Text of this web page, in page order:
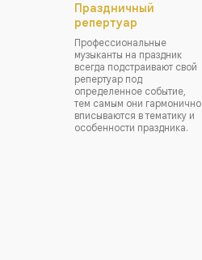
Праздничный
репертуар
Профессиональные
музыканты на праздник
всегда подстраивают свой
репертуар под
определенное событие,
тем самым они гармонично
вписываются в тематику и
особенности праздника.